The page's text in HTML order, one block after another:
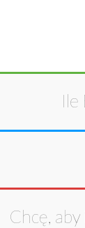
Ile
Chcę,